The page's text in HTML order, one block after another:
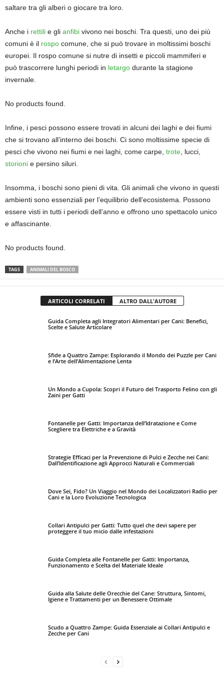
saltare tra gli alberi o giocare tra loro.
Anche i rettili e gli anfibi vivono nei boschi. Tra questi, uno dei più
comuni è il rospo comune, che si può trovare in moltissimi boschi
europei. Il rospo comune si nutre di insetti e piccoli mammiferi e
può trascorrere lunghi periodi in letargo durante la stagione
invernale.
No products found.
Infine, i pesci possono essere trovati in alcuni dei laghi e dei fiumi
che si trovano all’interno dei boschi. Ci sono moltissime specie di
pesci che vivono nei fiumi e nei laghi, come carpe, trote , lucci,
storioni e persino siluri.
Insomma, i boschi sono pieni di vita. Gli animali che vivono in questi
ambienti sono essenziali per l’equilibrio dell’ecosistema. Possono
essere visti in tutti i periodi dell’anno e offrono uno spettacolo unico
e affascinante.
No products found.
TAGS ANIMALI DEL BOSCO
ARTICOLI CORRELATI ALTRO DALL'AUTORE
Guida Completa agli Integratori Alimentari per Cani: Benefici,
Scelte e Salute Articolare
Sfide a Quattro Zampe: Esplorando il Mondo dei Puzzle per Cani
e l’Arte dell’Alimentazione Lenta
Un Mondo a Cupola: Scopri il Futuro del Trasporto Felino con gli
Zaini per Gatti
Fontanelle per Gatti: Importanza dell’Idratazione e Come
Scegliere tra Elettriche e a Gravità
Strategie Efficaci per la Prevenzione di Pulci e Zecche nei Cani:
Dall’Identificazione agli Approcci Naturali e Commerciali
Dove Sei, Fido? Un Viaggio nel Mondo dei Localizzatori Radio per
Cani e la Loro Evoluzione Tecnologica
Collari Antipulci per Gatti: Tutto quel che devi sapere per
proteggere il tuo micio dalle infestazioni
Guida Completa alle Fontanelle per Gatti: Importanza,
Funzionamento e Scelta del Materiale Ideale
Guida alla Salute delle Orecchie del Cane: Struttura, Sintomi,
Igiene e Trattamenti per un Benessere Ottimale
Scudo a Quattro Zampe: Guida Essenziale ai Collari Antipulci e
Zecche per Cani